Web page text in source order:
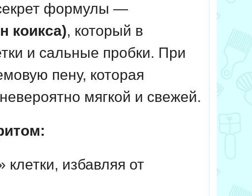
секрет формулы —
коикса), который в
и сальные пробки. При
пену, которая
мягкой и свежей.
избавляя от